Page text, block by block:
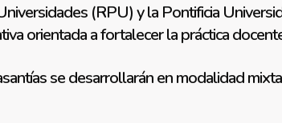
(RPU) y la Pontificia
orientada a fortalecer la práctica
se desarrollarán en modalidad